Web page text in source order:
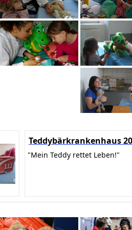
Teddybärkrankenhaus
"Mein Teddy rettet Leben!"